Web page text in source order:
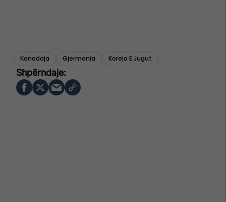
Kanadaja Gjermania Koreja E Jugut